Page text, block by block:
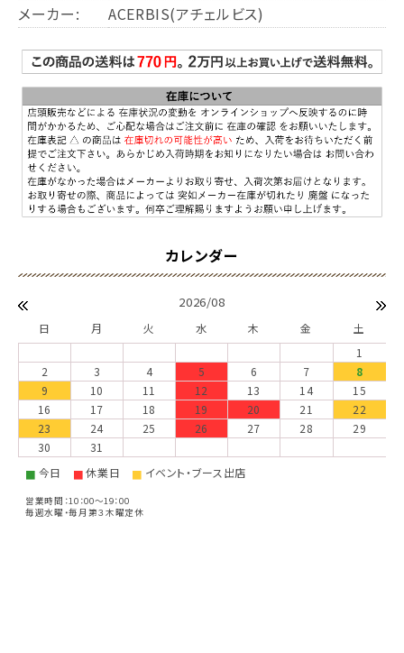
メーカー:
ACERBIS(アチェルビス)
2026/08
日 月 火 水 木 金
土
1
2
3 4 5 6 7
8
9
10 11 12 13 14
15
16
17 18 19 20 21
22
23
24 25 26 27 28
29
30
31
■ 今日 ■休業日 ■ イベント・ブース出店
営業時間：10：00～19：00
毎週水曜・毎月第３木曜定休